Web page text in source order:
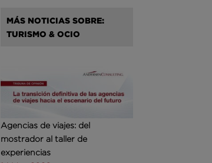
MÁS NOTICIAS SOBRE:
TURISMO & OCIO
Agencias de viajes: del
mostrador al taller de
experiencias